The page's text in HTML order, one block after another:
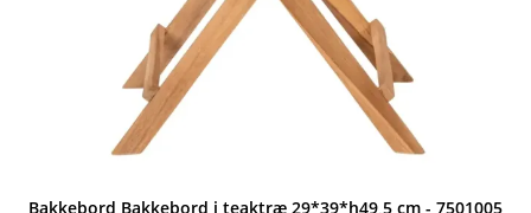
Bakkebord Bakkebord i teaktræ 29*39*h49,5 cm - 7501005